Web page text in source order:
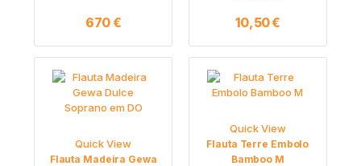
670€ 10,50€
Quick View
Flauta Madeira Gewa
Quick View
Flauta Terre Embolo
Bamboo M